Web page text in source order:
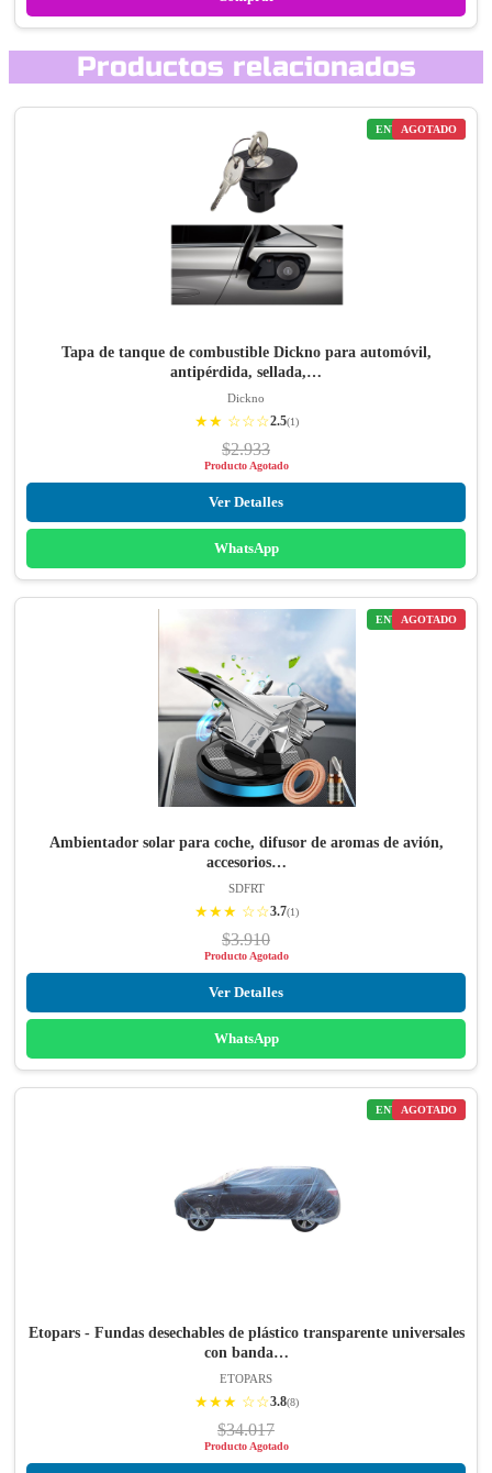
Productos relacionados
ENVÍO GRATIS
AGOTADO
Tapa de tanque de combustible Dickno para automóvil,
antipérdida, sellada,…
Dickno
★★ ☆☆☆2.5(1)
$2.933
Producto Agotado
Ver Detalles
WhatsApp
ENVÍO GRATIS
AGOTADO
Ambientador solar para coche, difusor de aromas de avión,
accesorios…
SDFRT
★★★ ☆☆3.7(1)
$3.910
Producto Agotado
Ver Detalles
WhatsApp
ENVÍO GRATIS
AGOTADO
Etopars - Fundas desechables de plástico transparente universales
con banda…
ETOPARS
★★★ ☆☆3.8(8)
$34.017
Producto Agotado